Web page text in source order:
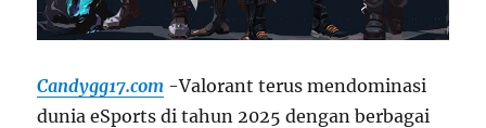
Candygg17.com -Valorant terus mendominasi
dunia eSports di tahun 2025 dengan berbagai